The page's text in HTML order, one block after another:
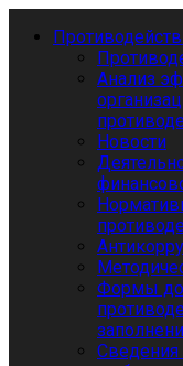
Анализ
Новости
Формы
Сведения